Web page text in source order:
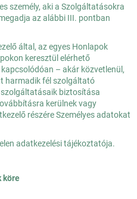
személy, aki a Szolgáltatásokra
az alábbi III. pontban
által, az egyes Honlapok
keresztül elérhető
– akár közvetlenül,
harmadik fél szolgáltató
biztosítása
kerülnek vagy
részére Személyes adatokat
adatkezelési tájékoztatója.
köre